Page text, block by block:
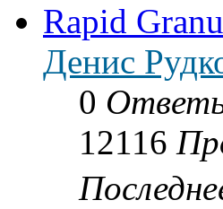
Rapid
Денис
0
12116